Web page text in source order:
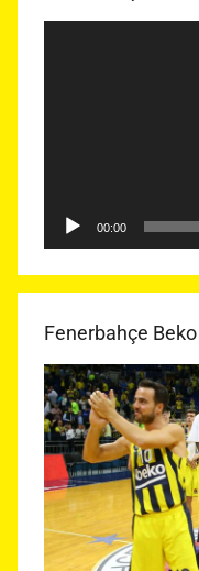
00:00
Fenerbahçe Beko